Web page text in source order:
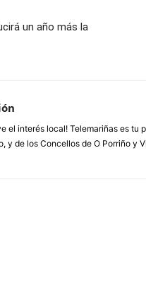
un año más la
el interés local! Telemariñas es
y de los Concellos de O Porriño y